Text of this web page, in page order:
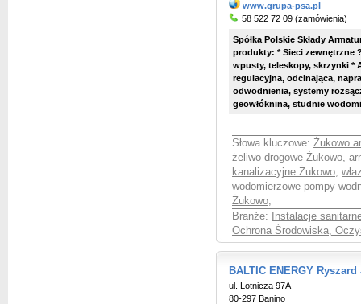
www.grupa-psa.pl
58 522 72 09 (zamówienia)
Spółka Polskie Składy
produkty: * Sieci zewnętrzne
wpusty, teleskopy, skrzynki *
regulacyjna, odcinająca,
odwodnienia, systemy
geowłóknina, studnie
Słowa kluczowe: Żukowo
żeliwo drogowe Żukowo,
kanalizacyjne Żukowo,
wodomierzowe pompy
Żukowo,
Branże:
Instalacje
Ochrona Środowiska,
BALTIC ENERGY
ul. Lotnicza 97A
80-297 Banino